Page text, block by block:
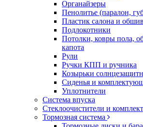
Органайзеры
Пенолитье (паралон,
Пластик салона и
Подлокотники
Потолки, ковры пола,
капота
Рули
Ручки КПП и ручника
Козырьки
Сиденья и
Уплотнители
Система впуска
Стеклоочистители и
Тормозная система